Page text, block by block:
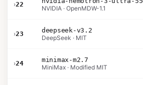
›22
NVIDIA · OpenMDW-1.1
›23
deepseek-v3.2
DeepSeek · MIT
›24
minimax-m2.7
MiniMax · Modified MIT